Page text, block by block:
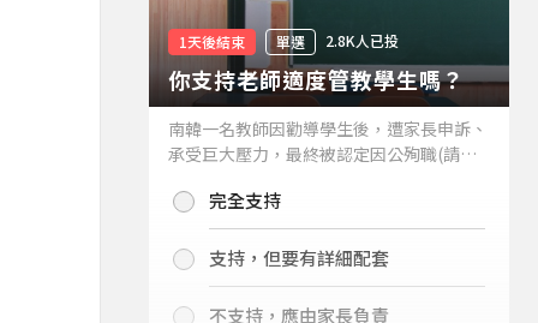
1天後結束 單選 2.8K人已投
你支持老師適度管教學生嗎？
南韓一名教師因勸導學生後，遭家長申訴、
承受巨大壓力，最終被認定因公殉職(請見
你支持老師適度管教學生嗎？
完全支持
支持，但要有詳細配套
不支持，應由家長負責